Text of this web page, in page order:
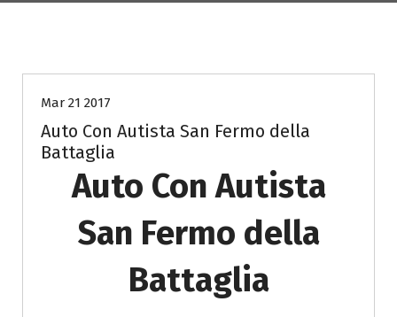
Mar 21 2017
Auto Con Autista San Fermo della
Battaglia
Auto Con Autista
San Fermo della
Battaglia